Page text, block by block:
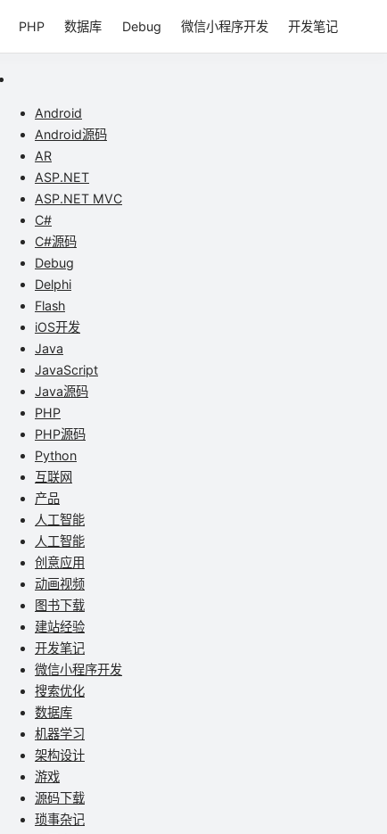
PHP 数据库 Debug 微信小程序开发 开发笔记
Android
Android源码
AR
ASP.NET
ASP.NET MVC
C#
C#源码
Debug
Delphi
Flash
iOS开发
Java
JavaScript
Java源码
PHP
PHP源码
Python
互联网
产品
人工智能
人工智能
创意应用
动画视频
图书下载
建站经验
开发笔记
微信小程序开发
搜索优化
数据库
机器学习
架构设计
游戏
源码下载
琐事杂记